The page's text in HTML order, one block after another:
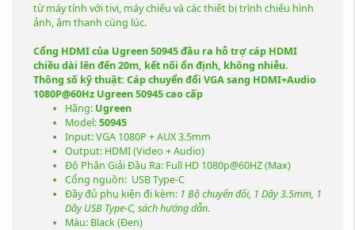
từ máy tính với tivi, máy chiếu và các thiết bị trình chiếu hình
ảnh, âm thanh cùng lúc.
Cổng HDMI của Ugreen 50945 đầu ra hỗ trợ cáp HDMI
chiều dài lên đến 20m, kết nối ổn định, không nhiễu.
Thông số kỹ thuật: Cáp chuyển đổi VGA sang HDMI+Audio
1080P@60Hz Ugreen 50945 cao cấp
Hãng: Ugreen
Model:50945
Input: VGA 1080P + AUX 3.5mm
Output: HDMI (Video + Audio)
Độ Phân Giải Đầu Ra: Full HD 1080p@60HZ (Max)
Cổng nguồn: USB Type-C
Đầy đủ phụ kiện đi kèm: 1 Bộ chuyển đổi, 1 Dây 3.5mm, 1
Dây USB Type-C, sách hướng dẫn.
Màu: Black (Đen)